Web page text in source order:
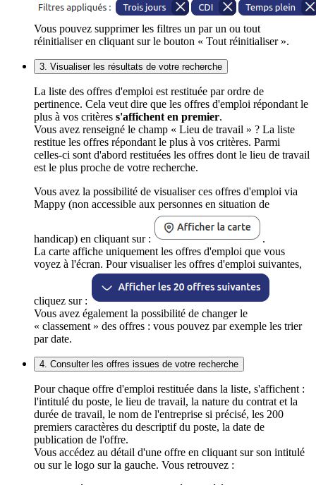
Vous pouvez supprimer les filtres un par un ou tout
réinitialiser en cliquant sur le bouton « Tout réinitialiser ».
3. Visualiser les résultats de votre recherche
La liste des offres d'emploi est restituée par ordre de
pertinence. Cela veut dire que les offres d'emploi répondant le
plus à vos critères s'affichent en premier.
Vous avez renseigné le champ « Lieu de travail » ? La liste
restitue les offres répondant le plus à vos critères. Parmi
celles-ci sont d'abord restituées les offres dont le lieu de travail
est le plus proche de votre recherche.
Vous avez la possibilité de visualiser ces offres d'emploi via
Mappy (non accessible aux personnes en situation de
handicap) en cliquant sur :
.
La carte affiche uniquement les offres d'emploi que vous
voyez à l'écran. Pour visualiser les offres d'emploi suivantes,
cliquez sur :
Vous avez également la possibilité de changer le
« classement » des offres : vous pouvez par exemple les trier
par date.
4. Consulter les offres issues de votre recherche
Pour chaque offre d'emploi restituée dans la liste, s'affichent :
l'intitulé du poste, le lieu de travail, la nature du contrat et la
durée de travail, le nom de l'entreprise si précisé, les 200
premiers caractères du descriptif du poste, la date de
publication de l'offre.
Vous accédez au détail d'une offre en cliquant sur son intitulé
ou sur le logo sur la gauche. Vous retrouvez :